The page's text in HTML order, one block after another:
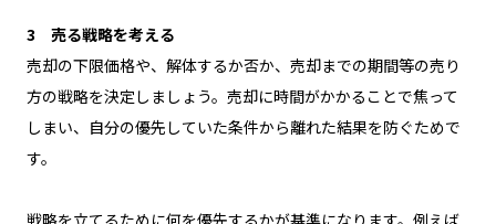
3 売る戦略を考える
売却の下限価格や、解体するか否か、売却までの期間等の売り
方の戦略を決定しましょう。売却に時間がかかることで焦って
しまい、自分の優先していた条件から離れた結果を防ぐためで
す。
戦略を立てるために何を優先するかが基準になります。例えば